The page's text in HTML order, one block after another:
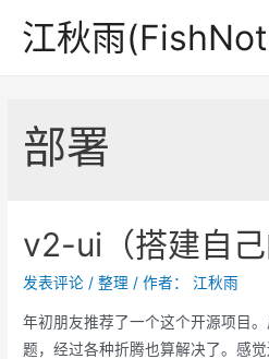
江秋雨
部署
v2-ui（搭建自己
发表评论 /整理 / 作者： 江秋雨
年初朋友推荐了一个这个开源项目
题，经过各种折腾也算解决了。感